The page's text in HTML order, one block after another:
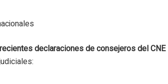
declaraciones de consejeros del CNE